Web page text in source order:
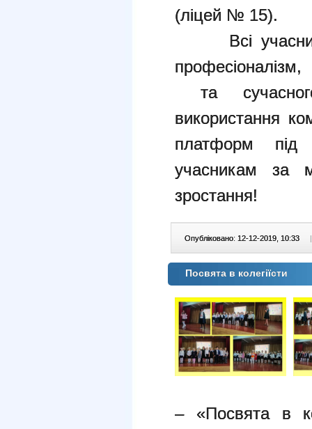
(ліцей № 15).
Всі учасники
та
використання
платформ
учасникам за
зростання!
Опубліковано: 12-12-2019, 10:33 |
Посвята в колегіїсти
– «Посвята в